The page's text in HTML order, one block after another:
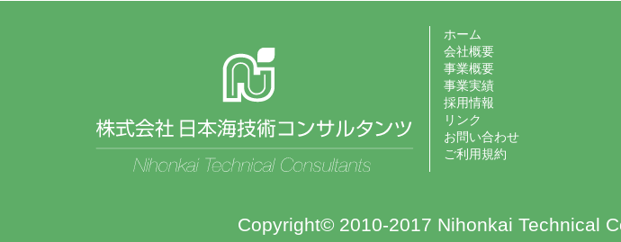
ホーム
会社概要
事業概要
事業実績
採用情報
リンク
お問い合わせ
ご利用規約
Copyright© 2010-2017 Nihonkai Technical